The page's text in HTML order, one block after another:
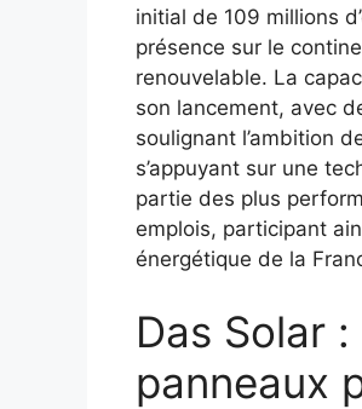
initial de 109 millions
présence sur le
renouvelable. La
son lancement, avec
soulignant l’ambition
s’appuyant sur une
partie des plus
emplois, participant
énergétique de la
Das Solar
panneaux